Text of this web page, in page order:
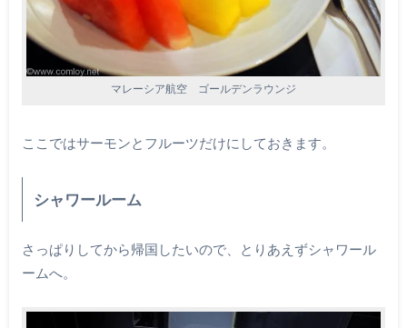
マレーシア航空 ゴールデンラウンジ
ここではサーモンとフルーツだけにしておきます。
シャワールーム
さっぱりしてから帰国したいので、とりあえずシャワール
ームへ。